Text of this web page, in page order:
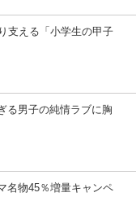
支える「小学生の甲子
る男子の純情ラブに胸
名物45％増量キャンペ